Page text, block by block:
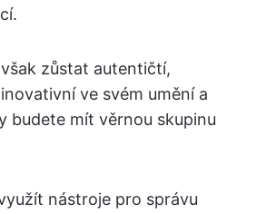
zůstat autentičtí,
ve svém umění a
budete mít věrnou skupinu
nástroje pro správu